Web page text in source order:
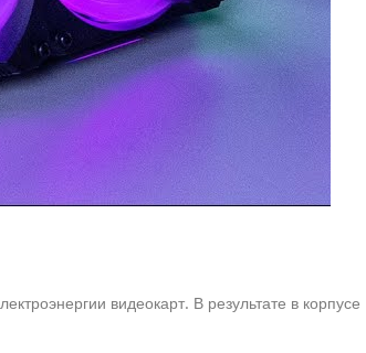
видеокарт. В результате в корпусе